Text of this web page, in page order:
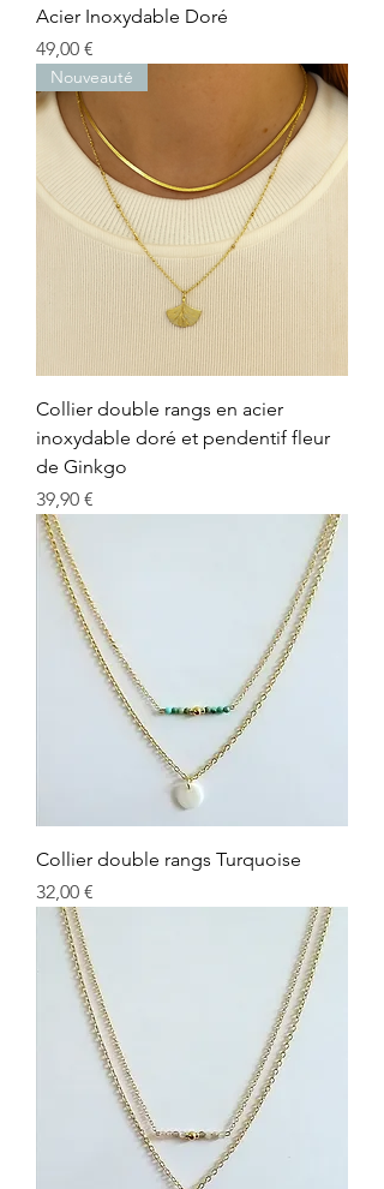
Acier Inoxydable Doré
Prix
49,00 €
Nouveauté
Collier double rangs en acier
inoxydable doré et pendentif fleur
de Ginkgo
Prix
39,90 €
Collier double rangs Turquoise
Prix
32,00 €